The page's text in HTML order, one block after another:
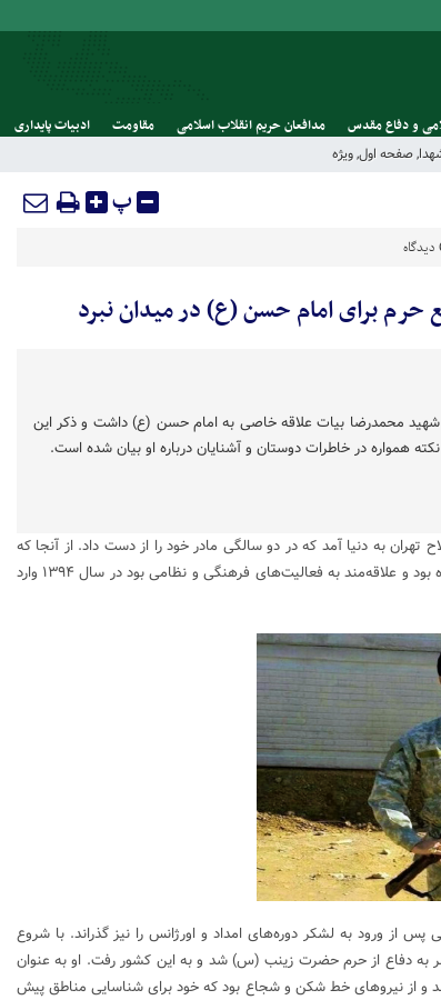
و دفاع مقدس مدافعان حریم انقلاب اسلامی مقاومت ادبیات پایداری
,صفحه اول,ویژه
پ
دیدگاه
حرم برای امام حسن (ع) در میدان نبرد
شهید محمدرضا بیات علاقه خاصی به امام حسن (ع) داشت و ذکر این
نکته همواره در خاطرات دوستان و آشنایان درباره او بیان شده است.
سال ۱۳۶۵ در محله فلاح تهران به دنیا آمد که در دو سالگی مادر خود را از دست داد. از آنجا که
عشق به اسلام و انقلاب در دلش ریشه دوانده بود و علاقه‌مند به فعالیت‌های فرهنگی و نظامی بود در سال ۱۳۹۴ وارد
از ورود به لشکر دوره‌های امداد و اورژانس را نیز گذراند. با شروع
به دفاع از حرم حضرت زینب (س) شد و به این کشور رفت. او به عنوان
و از نیرو‌های خط شکن و شجاع بود که خود برای شناسایی مناطق پیش